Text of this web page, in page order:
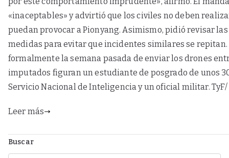
«inaceptables» y advirtió que los civiles no deben
puedan provocar a Pionyang. Asimismo, pidió revisar
medidas para evitar que incidentes similares se
formalmente la semana pasada de enviar los drones
imputados figuran un estudiante de posgrado de unos
Servicio Nacional de Inteligencia y un oficial militar. TyF/
Leer más
Buscar